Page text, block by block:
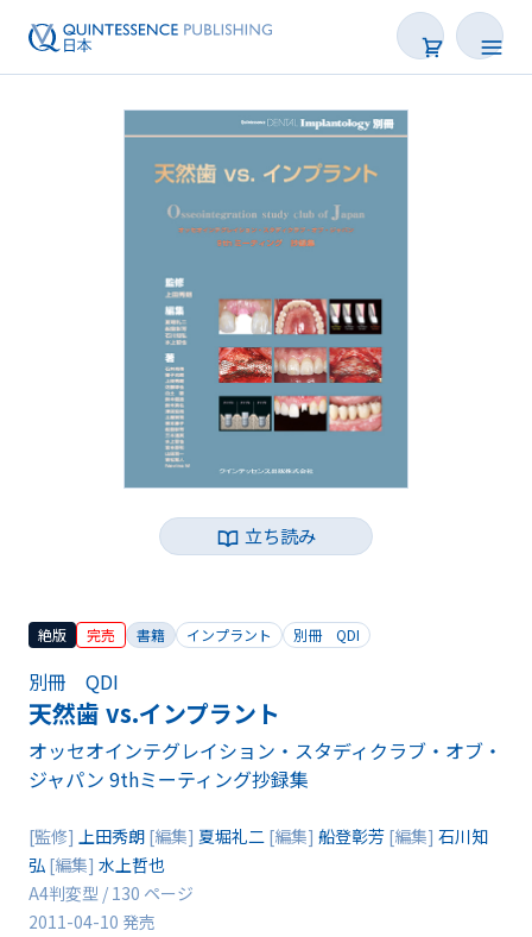
雑誌
電子BOOK
著者一覧
立ち読み
絶版 完売 書籍 インプラント 別冊 QDI
別冊 QDI
天然歯 vs.インプラント
オッセオインテグレイション・スタディクラブ・オブ・
ジャパン 9thミーティング抄録集
[監修] 上田秀朗 [編集] 夏堀礼二 [編集] 船登彰芳 [編集] 石川知
弘 [編集] 水上哲也
A4判変型 / 130 ページ
2011-04-10 発売